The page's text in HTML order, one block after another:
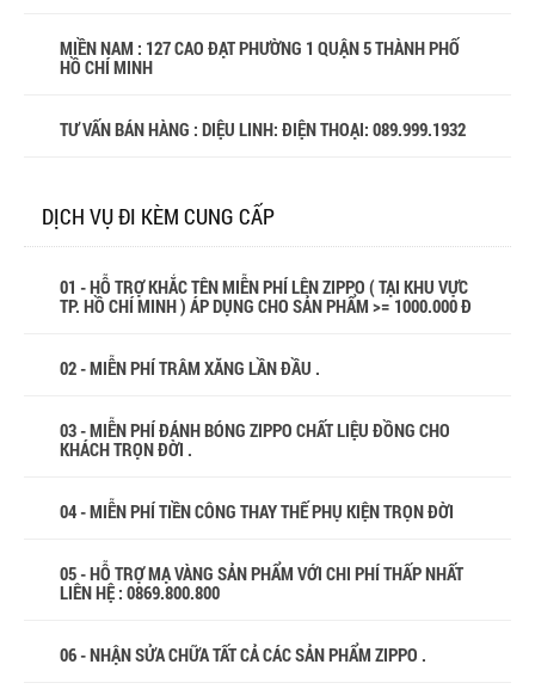
MIỀN NAM : 127 CAO ĐẠT PHƯỜNG 1 QUẬN 5 THÀNH PHỐ
HỒ CHÍ MINH
TƯ VẤN BÁN HÀNG : DIỆU LINH: ĐIỆN THOẠI: 089.999.1932
DỊCH VỤ ĐI KÈM CUNG CẤP
01 - HỖ TRỢ KHẮC TÊN MIỄN PHÍ LÊN ZIPPO ( TẠI KHU VỰC
TP. HỒ CHÍ MINH ) ÁP DỤNG CHO SẢN PHẨM >= 1000.000 Đ
02 - MIỄN PHÍ TRÂM XĂNG LẦN ĐẦU .
03 - MIỄN PHÍ ĐÁNH BÓNG ZIPPO CHẤT LIỆU ĐỒNG CHO
KHÁCH TRỌN ĐỜI .
04 - MIỄN PHÍ TIỀN CÔNG THAY THẾ PHỤ KIỆN TRỌN ĐỜI
05 - HỖ TRỢ MẠ VÀNG SẢN PHẨM VỚI CHI PHÍ THẤP NHẤT
LIÊN HỆ : 0869.800.800
06 - NHẬN SỬA CHỮA TẤT CẢ CÁC SẢN PHẨM ZIPPO .